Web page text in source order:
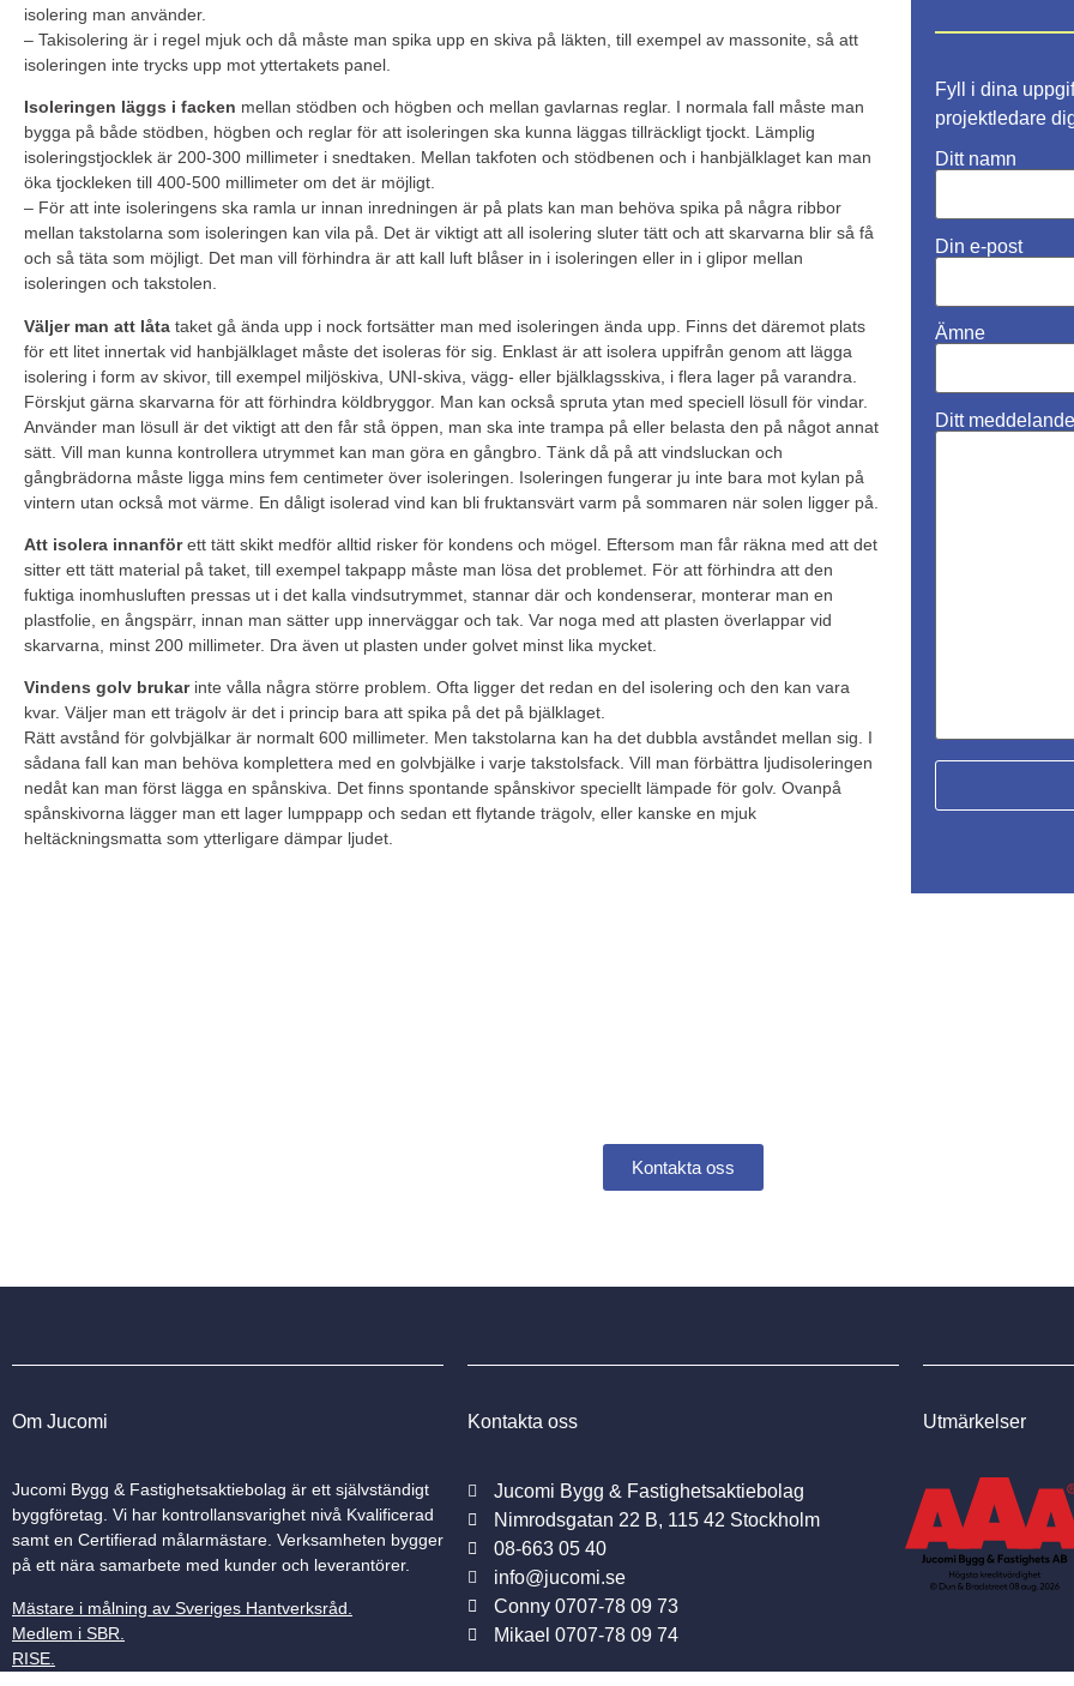
isolering man använder.
– Takisolering är i regel mjuk och då måste man spika upp en skiva på läkten, till exempel av massonite, så att
isoleringen inte trycks upp mot yttertakets panel.
Isoleringen läggs i facken mellan stödben och högben och mellan gavlarnas reglar. I normala fall måste man
bygga på både stödben, högben och reglar för att isoleringen ska kunna läggas tillräckligt tjockt. Lämplig
isoleringstjocklek är 200-300 millimeter i snedtaken. Mellan takfoten och stödbenen och i hanbjälklaget kan man
öka tjockleken till 400-500 millimeter om det är möjligt.
– För att inte isoleringens ska ramla ur innan inredningen är på plats kan man behöva spika på några ribbor
mellan takstolarna som isoleringen kan vila på. Det är viktigt att all isolering sluter tätt och att skarvarna blir så få
och så täta som möjligt. Det man vill förhindra är att kall luft blåser in i isoleringen eller in i glipor mellan
isoleringen och takstolen.
Väljer man att låta taket gå ända upp i nock fortsätter man med isoleringen ända upp. Finns det däremot plats
för ett litet innertak vid hanbjälklaget måste det isoleras för sig. Enklast är att isolera uppifrån genom att lägga
isolering i form av skivor, till exempel miljöskiva, UNI-skiva, vägg- eller bjälklagsskiva, i flera lager på varandra.
Förskjut gärna skarvarna för att förhindra köldbryggor. Man kan också spruta ytan med speciell lösull för vindar.
Använder man lösull är det viktigt att den får stå öppen, man ska inte trampa på eller belasta den på något annat
sätt. Vill man kunna kontrollera utrymmet kan man göra en gångbro. Tänk då på att vindsluckan och
gångbrädorna måste ligga mins fem centimeter över isoleringen. Isoleringen fungerar ju inte bara mot kylan på
vintern utan också mot värme. En dåligt isolerad vind kan bli fruktansvärt varm på sommaren när solen ligger på.
Att isolera innanförett tätt skikt medför alltid risker för kondens och mögel. Eftersom man får räkna med att det
sitter ett tätt material på taket, till exempel takpapp måste man lösa det problemet. För att förhindra att den
fuktiga inomhusluften pressas ut i det kalla vindsutrymmet, stannar där och kondenserar, monterar man en
plastfolie, en ångspärr, innan man sätter upp innerväggar och tak. Var noga med att plasten överlappar vid
skarvarna, minst 200 millimeter. Dra även ut plasten under golvet minst lika mycket.
Vindens golv brukar inte vålla några större problem. Ofta ligger det redan en del isolering och den kan vara
kvar. Väljer man ett trägolv är det i princip bara att spika på det på bjälklaget.
Rätt avstånd för golvbjälkar är normalt 600 millimeter. Men takstolarna kan ha det dubbla avståndet mellan sig. I
sådana fall kan man behöva komplettera med en golvbjälke i varje takstolsfack. Vill man förbättra ljudisoleringen
nedåt kan man först lägga en spånskiva. Det finns spontande spånskivor speciellt lämpade för golv. Ovanpå
spånskivorna lägger man ett lager lumppapp och sedan ett flytande trägolv, eller kanske en mjuk
heltäckningsmatta som ytterligare dämpar ljudet.
Fyll i dina
projektledare
Ditt namn
Din e-post
Ämne
Ditt
Kontakta oss
Om Jucomi
Jucomi Bygg & Fastighetsaktiebolag är ett självständigt
byggföretag. Vi har kontrollansvarighet nivå Kvalificerad
samt en Certifierad målarmästare. Verksamheten bygger
på ett nära samarbete med kunder och leverantörer.
Mästare i målning av Sveriges Hantverksråd
Medlem i SBR
RISE
Kontakta oss
Jucomi Bygg & Fastighetsaktiebolag
Nimrodsgatan 22 B, 115 42 Stockholm
08-663 05 40
info@jucomi.se
Conny 0707-78 09 73
Mikael 0707-78 09 74
Utmärkelser